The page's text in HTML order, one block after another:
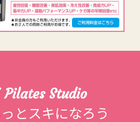
Pilates Studio
とスキになろう